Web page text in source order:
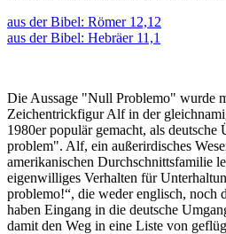
aus der Bibel: Römer 12,12
aus der Bibel: Hebräer 11,1
Die Aussage "Null Problemo" wurde
Zeichentrickfigur Alfin der
1980er populär gemacht, als
problem". Alf, ein außerirdisches
amerikanischen Durchschnittsfamilie
eigenwilliges Verhalten für
problemo!“, die weder englisch, noch
haben Eingang in die deutsche
damit den Weg in eine Liste von